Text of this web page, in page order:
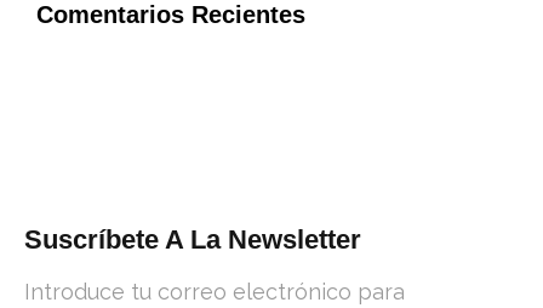
Comentarios Recientes
Suscríbete A La Newsletter
Introduce tu correo electrónico para